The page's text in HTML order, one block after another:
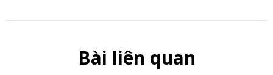
Bài liên quan